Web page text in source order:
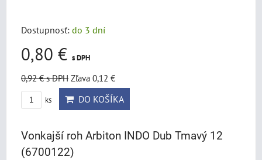
Dostupnosť: do 3 dní
0,80 € s DPH
0,92 €s DPH Zľava 0,12 €
ks DO KOŠÍKA
Vonkajší roh Arbiton INDO Dub Tmavý 12
(6700122)